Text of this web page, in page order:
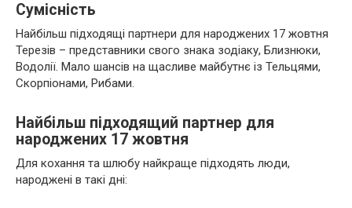
Сумісність
Найбільш підходящі партнери для народжених 17 жовтня
Терезів – представники свого знака зодіаку, Близнюки,
Водолії. Мало шансів на щасливе майбутнє із Тельцями,
Скорпіонами, Рибами.
Найбільш підходящий партнер для
народжених 17 жовтня
Для кохання та шлюбу найкраще підходять люди,
народжені в такі дні: